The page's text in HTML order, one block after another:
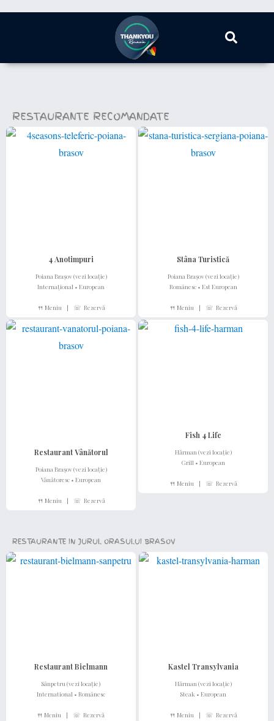
RESTAURANTE RECOMANDATE
4 Anotimpuri
Poiana Brașov (vezi locație)
Internațional • European
🍴 Meniu | ☏ Rezervă
Stâna Turistică
Poiana Brașov (vezi locație)
Românesc • Est European
🍴 Meniu | ☏ Rezervă
Restaurant Vânătorul
Poiana Brașov (vezi locație)
Vânătoresc • European
🍴 Meniu | ☏ Rezervă
Fish 4 Life
Hărman (vezi locație)
Grill • European
🍴 Meniu | ☏ Rezervă
RESTAURANTE IN JURUL ORASULUI BRASOV
Restaurant Bielmann
Sânpetru (vezi locație)
International • Românesc
🍴 Meniu | ☏ Rezervă
Kastel Transylvania
Hărman (vezi locație)
Steak • European
🍴 Meniu| ☏ Rezervă